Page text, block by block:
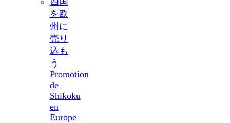
を欧
州に
売り
込も
う
Promotion
de
Shikoku
en
Europe